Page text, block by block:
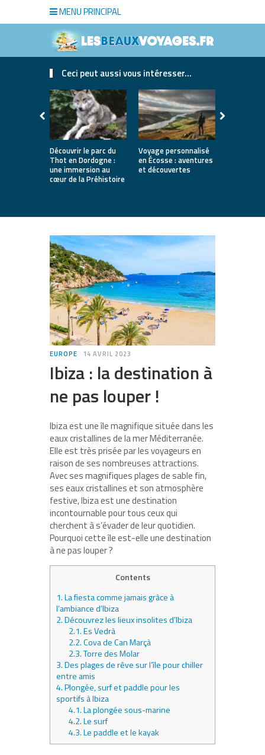
MENU PRINCIPAL
Ceci peut aussi vous intéresser...
Découvrir le parc du
Thot en Dordogne :
une immersion au
cœur de la Préhistoire
Voyage personnalisé
en Écosse : aventures
et découvertes
EUROPE 14 AVRIL 2023
Ibiza : la destination à
ne pas louper !
Ibiza est une île magnifique située dans les
eaux cristallines de la mer Méditerranée.
Elle est très prisée par les voyageurs en
raison de ses nombreuses attractions.
Avec ses magnifiques plages de sable fin,
ses eaux cristallines et son atmosphère
festive, Ibiza est une destination
incontournable pour tous ceux qui
cherchent à s’évader de leur quotidien.
Pourquoi cette île est-elle une destination
à ne pas louper ?
Contents
1.La fiesta comme jamais grâce à
l’ambiance d’Ibiza
2.Découvrez les lieux insolites d’Ibiza
2.1.Es Vedrà
2.2.Cova de Can Marçà
2.3.Torre des Molar
3.Des plages de rêve sur l’île pour chiller
entre amis
4.Plongée, surf et paddle pour les
sportifs à Ibiza
4.1.La plongée sous-marine
4.2.Le surf
4.3.Le paddle et le kayak